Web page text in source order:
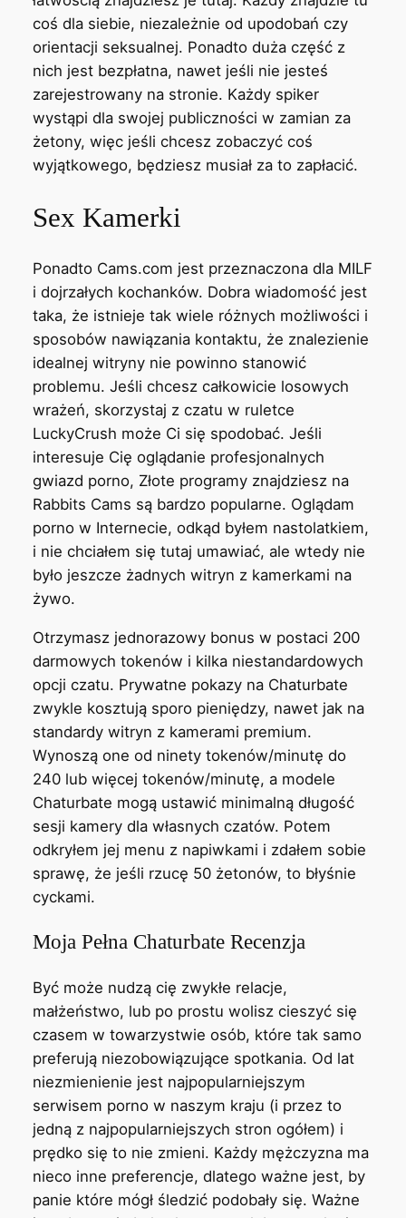
coś dla siebie, niezależnie od upodobań czy
orientacji seksualnej. Ponadto duża część z
nich jest bezpłatna, nawet jeśli nie jesteś
zarejestrowany na stronie. Każdy spiker
wystąpi dla swojej publiczności w zamian za
żetony, więc jeśli chcesz zobaczyć coś
wyjątkowego, będziesz musiał za to zapłacić.
Sex Kamerki
Ponadto Cams.com jest przeznaczona dla MILF
i dojrzałych kochanków. Dobra wiadomość jest
taka, że istnieje tak wiele różnych możliwości i
sposobów nawiązania kontaktu, że znalezienie
idealnej witryny nie powinno stanowić
problemu. Jeśli chcesz całkowicie losowych
wrażeń, skorzystaj z czatu w ruletce
LuckyCrush może Ci się spodobać. Jeśli
interesuje Cię oglądanie profesjonalnych
gwiazd porno, Złote programy znajdziesz na
Rabbits Cams są bardzo popularne. Oglądam
porno w Internecie, odkąd byłem nastolatkiem,
i nie chciałem się tutaj umawiać, ale wtedy nie
było jeszcze żadnych witryn z kamerkami na
żywo.
Otrzymasz jednorazowy bonus w postaci 200
darmowych tokenów i kilka niestandardowych
opcji czatu. Prywatne pokazy na Chaturbate
zwykle kosztują sporo pieniędzy, nawet jak na
standardy witryn z kamerami premium.
Wynoszą one od ninety tokenów/minutę do
240 lub więcej tokenów/minutę, a modele
Chaturbate mogą ustawić minimalną długość
sesji kamery dla własnych czatów. Potem
odkryłem jej menu z napiwkami i zdałem sobie
sprawę, że jeśli rzucę 50 żetonów, to błyśnie
cyckami.
Moja Pełna Chaturbate Recenzja
Być może nudzą cię zwykłe relacje,
małżeństwo, lub po prostu wolisz cieszyć się
czasem w towarzystwie osób, które tak samo
preferują niezobowiązujące spotkania. Od lat
niezmienienie jest najpopularniejszym
serwisem porno w naszym kraju (i przez to
jedną z najpopularniejszych stron ogółem) i
prędko się to nie zmieni. Każdy mężczyzna ma
nieco inne preferencje, dlatego ważne jest, by
panie które mógł śledzić podobały się. Ważne